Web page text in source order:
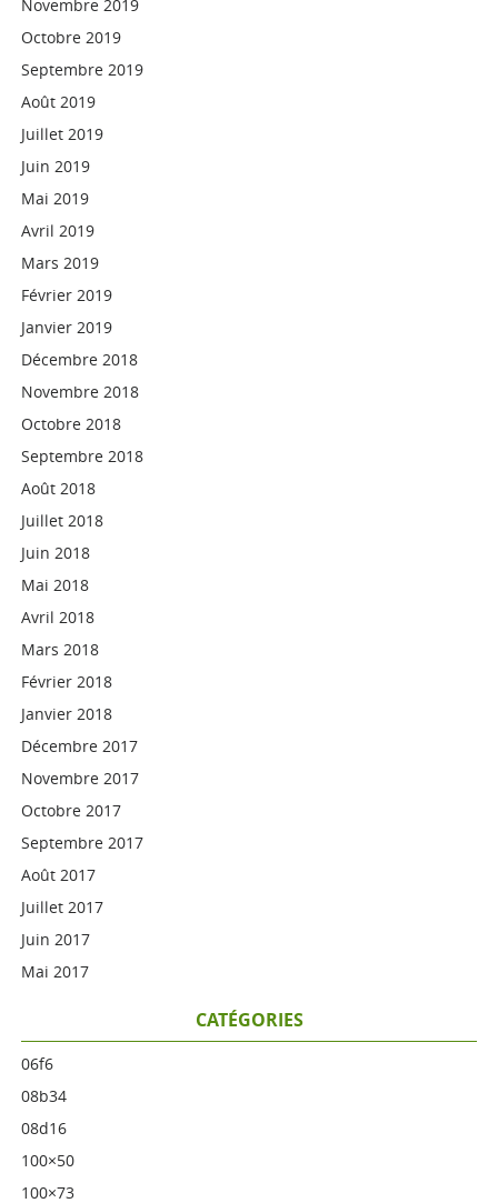
Novembre 2019
Octobre 2019
Septembre 2019
Août 2019
Juillet 2019
Juin 2019
Mai 2019
Avril 2019
Mars 2019
Février 2019
Janvier 2019
Décembre 2018
Novembre 2018
Octobre 2018
Septembre 2018
Août 2018
Juillet 2018
Juin 2018
Mai 2018
Avril 2018
Mars 2018
Février 2018
Janvier 2018
Décembre 2017
Novembre 2017
Octobre 2017
Septembre 2017
Août 2017
Juillet 2017
Juin 2017
Mai 2017
CATÉGORIES
06f6
08b34
08d16
100×50
100×73